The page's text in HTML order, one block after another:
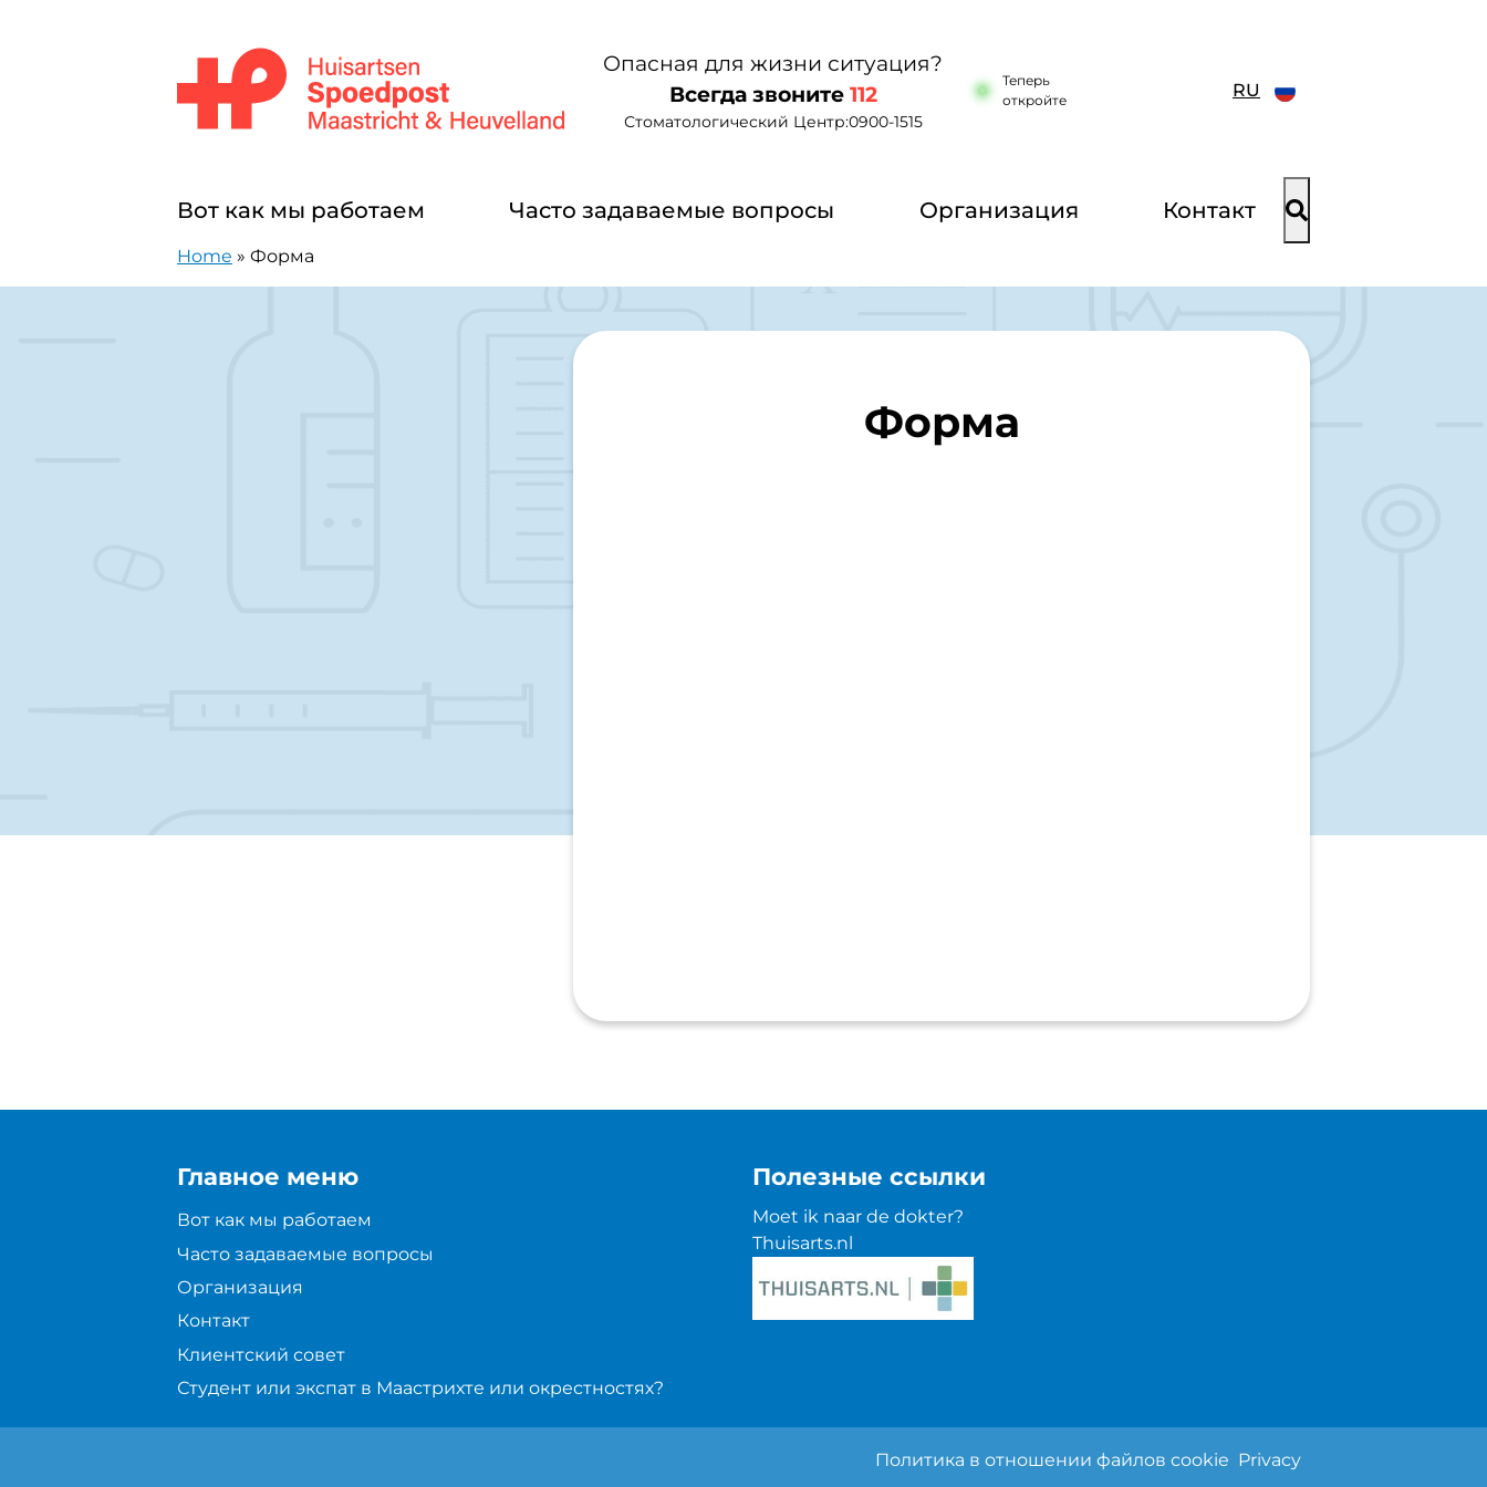
Опасная для жизни ситуация?
Всегда звоните 112
Стоматологический Центр:0900-1515
Теперь
откройте
RU
Вот как мы работаем Часто задаваемые вопросы Организация Контакт
Home » Форма
Форма
Главное меню
Вот как мы работаем
Часто задаваемые вопросы
Организация
Контакт
Клиентский совет
Студент или экспат в Маастрихте или окрестностях?
Полезные ссылки
Moet ik naar de dokter?
Thuisarts.nl
Политика в отношении файлов cookie Privacy